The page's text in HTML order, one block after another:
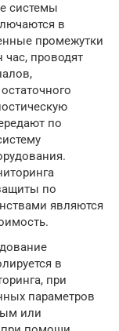
системы
в
промежутки
час, проводят
по
по
являются
в
при
параметров
или